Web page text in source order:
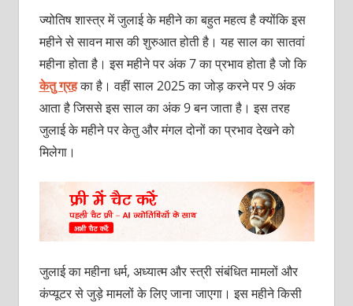
ज्‍योतिष शास्‍त्र में जुलाई के महीने का बहुत महत्‍व है क्‍योंकि इस
महीने से सावन मास की शुरुआत होती है। यह साल का सातवां
महीना होता है। इस महीने पर अंक 7 का प्रभाव होता है जो कि
केतु ग्रहका है। वहीं साल 2025 का जोड़ करने पर 9 अंक
आता है जिससे इस साल का अंक 9 बन जाता है। इस तरह
जुलाई के महीने पर केतु और मंगल दोनों का प्रभाव देखने को
मिलेगा।
जुलाई का महीना धर्म, अध्‍यात्‍म और स्‍त्री संबंधित मामलों और
कंप्‍यूटर से जुड़े मामलों के लिए जाना जाएगा। इस महीने किसी